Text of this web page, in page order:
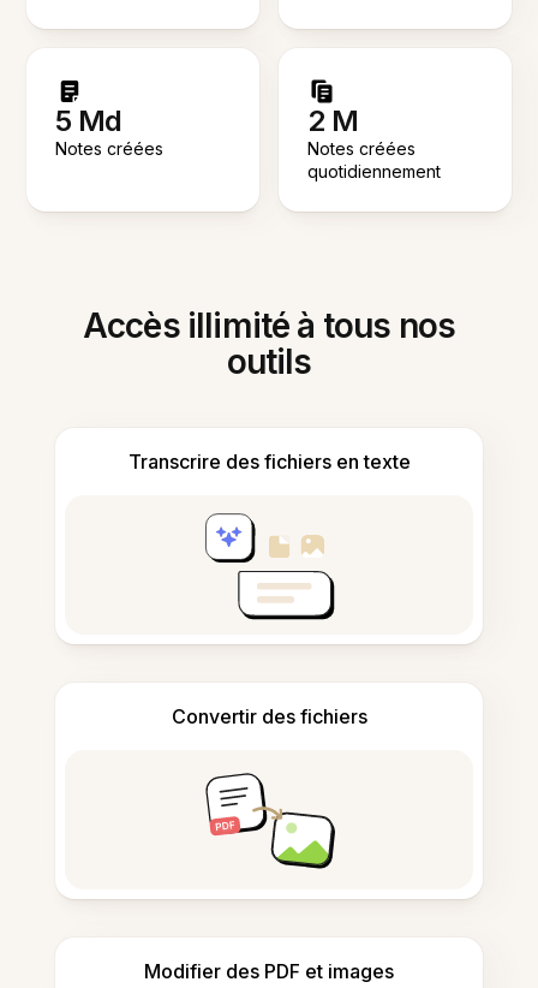
5 Md
Notes créées
2 M
Notes créées
quotidiennement
Accès illimité à tous nos
outils
Transcrire des fichiers en texte
Convertir des fichiers
Modifier des PDF et images